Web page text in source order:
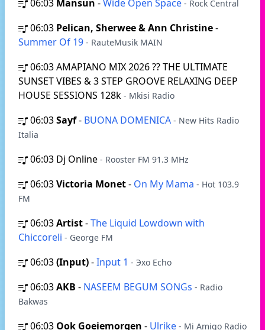
06:03 Mansun -Wide Open Space - Rock Central
06:03 Pelican, Sherwee & Ann Christine-
Summer Of 19 - RauteMusik MAIN
06:03AMAPIANO MIX 2026 ?? THE ULTIMATE
SUNSET VIBES & 3 STEP GROOVE RELAXING DEEP
HOUSE SESSIONS 128k - Mkisi Radio
06:03Sayf- BUONA DOMENICA - New Hits Radio
Italia
06:03 Dj Online - Rooster FM 91.3 MHz
06:03Victoria Monet- On My Mama - Hot 103.9
FM
06:03Artist-The Liquid Lowdown with
Chiccoreli - George FM
06:03(Input)-Input 1 - Эхо Echo
06:03AKB - NASEEM BEGUM SONGs - Radio
Bakwas
06:03 Ook Goeiemorgen - Ulrike - Mi Amigo Radio